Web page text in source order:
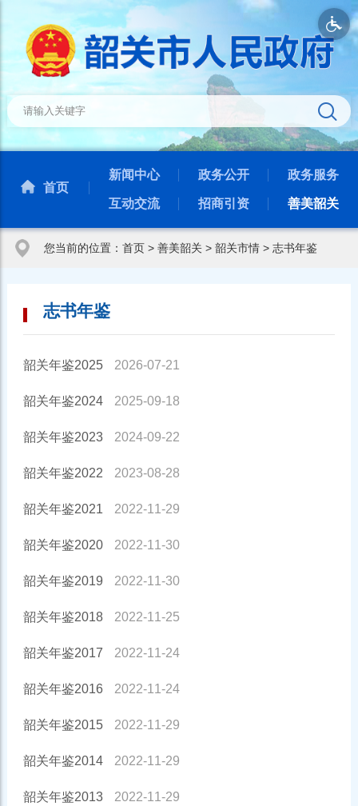
首页
新闻中心 政务公开 政务服务
互动交流 招商引资 善美韶关
您当前的位置： 首页> 善美韶关> 韶关市情> 志书年鉴
志书年鉴
韶关年鉴2025 2026-07-21
韶关年鉴2024 2025-09-18
韶关年鉴2023 2024-09-22
韶关年鉴2022 2023-08-28
韶关年鉴2021 2022-11-29
韶关年鉴2020 2022-11-30
韶关年鉴2019 2022-11-30
韶关年鉴2018 2022-11-25
韶关年鉴2017 2022-11-24
韶关年鉴2016 2022-11-24
韶关年鉴2015 2022-11-29
韶关年鉴2014 2022-11-29
韶关年鉴2013 2022-11-29